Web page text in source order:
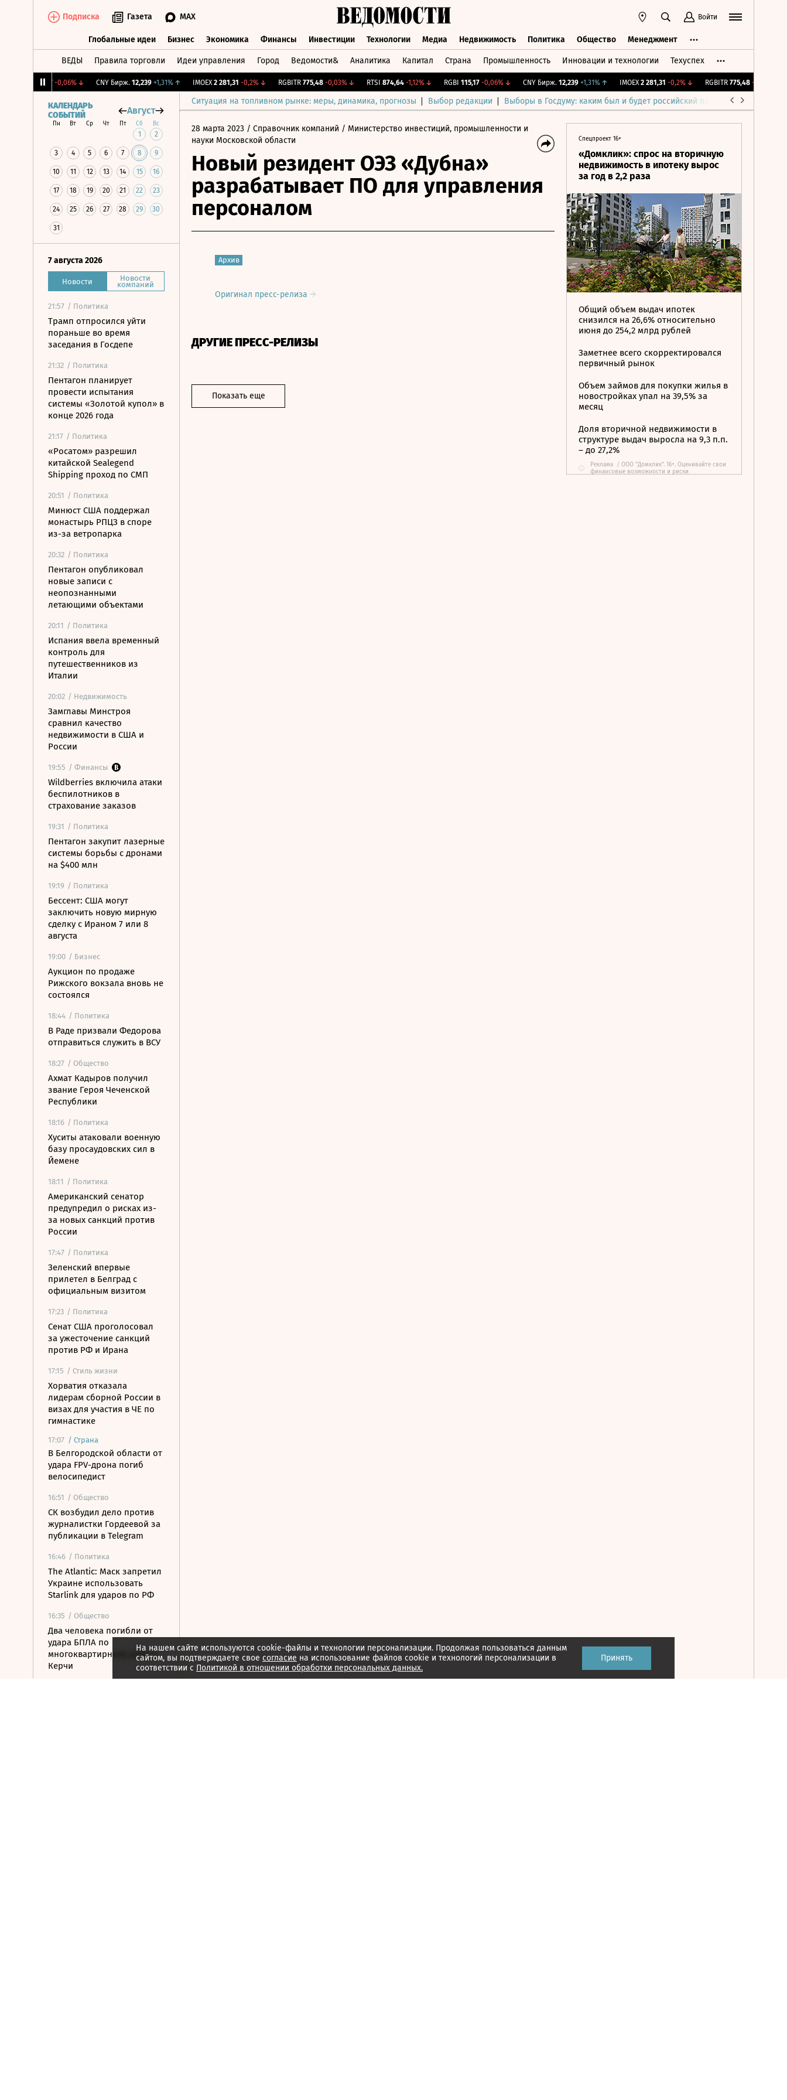
Подписка Газета MAX Войти
Глобальные идеи Бизнес Экономика Финансы Инвестиции Технологии Медиа Недвижимость Политика Общество Менеджмент
ВЕДЫ Правила торговли Идеи управления Город Ведомости& Аналитика Капитал Страна Промышленность Инновации и технологии Техуспех
-0,06%↓ CNY Бирж. 12,239 +1,31%↑ IMOEX 2 281,31 -0,2%↓ RGBITR 775,48 -0,03%↓ RTSI 874,64 -1,12%↓ RGBI 115,17 -0,06%↓ CNY Бирж. 12,239 +1,31%↑ IMOEX 2 281,31 -0,2%↓ RGBITR 775,48 -0,03%
Ситуация на топливном рынке: меры, динамика, прогнозы Выбор редакции Выборы в Госдуму: каким был и будет российский парламент
КАЛЕНДАРЬ
СОБЫТИЙ
Август
Пн Вт Ср Чт Пт Сб Вс
1 2
3 4 5 6 7 8 9
10 11 12 13 14 15 16
17 18 19 20 21 22 23
24 25 26 27 28 29 30
31
7 августа 2026
Новости Новости
компаний
21:57 / Политика
Трамп отпросился уйти
пораньше во время
заседания в Госдепе
21:32 / Политика
Пентагон планирует
провести испытания
системы «Золотой купол» в
конце 2026 года
21:17 / Политика
«Росатом» разрешил
китайской Sealegend
Shipping проход по СМП
20:51 / Политика
Минюст США поддержал
монастырь РПЦЗ в споре
из-за ветропарка
20:32 / Политика
Пентагон опубликовал
новые записи с
неопознанными
летающими объектами
20:11 / Политика
Испания ввела временный
контроль для
путешественников из
Италии
20:02 / Недвижимость
Замглавы Минстроя
сравнил качество
недвижимости в США и
России
19:55 / Финансы
Wildberries включила атаки
беспилотников в
страхование заказов
19:31 / Политика
Пентагон закупит лазерные
системы борьбы с дронами
на $400 млн
19:19 / Политика
Бессент: США могут
заключить новую мирную
сделку с Ираном 7 или 8
августа
19:00 / Бизнес
Аукцион по продаже
Рижского вокзала вновь не
состоялся
18:44 / Политика
В Раде призвали Федорова
отправиться служить в ВСУ
18:27 / Общество
Ахмат Кадыров получил
звание Героя Чеченской
Республики
18:16 / Политика
Хуситы атаковали военную
базу просаудовских сил в
Йемене
18:11 / Политика
Американский сенатор
предупредил о рисках из-
за новых санкций против
России
17:47 / Политика
Зеленский впервые
прилетел в Белград с
официальным визитом
17:23 / Политика
Сенат США проголосовал
за ужесточение санкций
против РФ и Ирана
17:15 / Стиль жизни
Хорватия отказала
лидерам сборной России в
визах для участия в ЧЕ по
гимнастике
17:07 / Страна
В Белгородской области от
удара FPV-дрона погиб
велосипедист
16:51 / Общество
СК возбудил дело против
журналистки Гордеевой за
публикации в Telegram
16:46 / Политика
The Atlantic: Маск запретил
Украине использовать
Starlink для ударов по РФ
16:35 / Общество
Два человека погибли от
удара БПЛА по
многоквартирному дому в
Керчи
28 марта 2023 / Справочник компаний / Министерство инвестиций, промышленности и
науки Московской области
Новый резидент ОЭЗ «Дубна»
разрабатывает ПО для управления
персоналом
Архив
Оригинал пресс-релиза
ДРУГИЕ ПРЕСС-РЕЛИЗЫ
Показать еще
Спецпроект 16+
«Домклик»: спрос на вторичную
недвижимость в ипотеку вырос
за год в 2,2 раза
Общий объем выдач ипотек
снизился на 26,6% относительно
июня до 254,2 млрд рублей
Заметнее всего скорректировался
первичный рынок
Объем займов для покупки жилья в
новостройках упал на 39,5% за
месяц
Доля вторичной недвижимости в
структуре выдач выросла на 9,3 п.п.
– до 27,2%
Реклама / ООО "Домклик". 16+. Оценивайте свои
финансовые возможности и риски
На нашем сайте используются cookie-файлы и технологии персонализации. Продолжая пользоваться данным
сайтом, вы подтверждаете свое согласие на использование файлов cookie и технологий персонализации в
соответствии с Политикой в отношении обработки персональных данных.
Принять